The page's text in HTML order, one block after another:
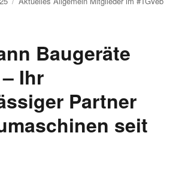
Baugeräte
Ihr
Partner
seit